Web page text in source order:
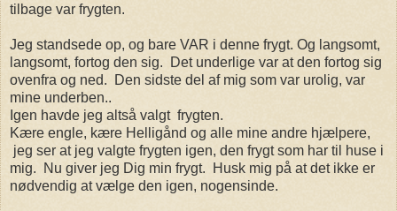
tilbage var frygten.
Jeg standsede op, og bare VAR i denne frygt. Og langsomt,
langsomt, fortog den sig. Det underlige var at den fortog sig
ovenfra og ned. Den sidste del af mig som var urolig, var
mine underben..
Igen havde jeg altså valgt frygten.
Kære engle, kære Helligånd og alle mine andre hjælpere,
jeg ser at jeg valgte frygten igen, den frygt som har til huse i
mig. Nu giver jeg Dig min frygt. Husk mig på at det ikke er
nødvendig at vælge den igen, nogensinde.